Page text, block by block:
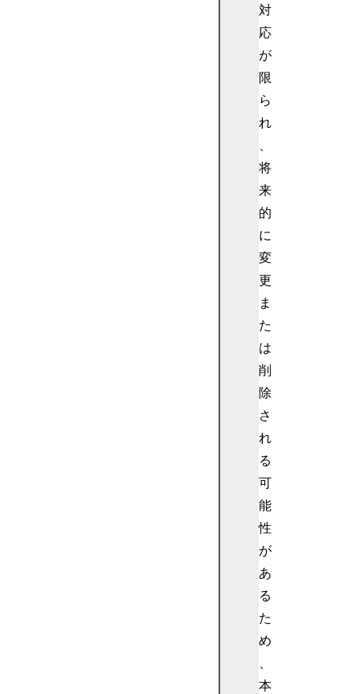
対
応
が
限
ら
れ
将
来
的
に
変
更
ま
た
は
削
除
さ
れ
る
可
能
性
が
あ
る
た
め
本